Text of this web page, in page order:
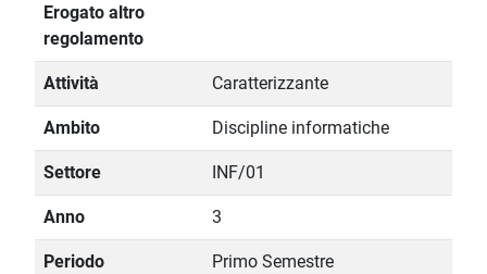
Erogato altro
regolamento
Attività Caratterizzante
Ambito Discipline informatiche
Settore INF/01
Anno 3
Periodo Primo Semestre